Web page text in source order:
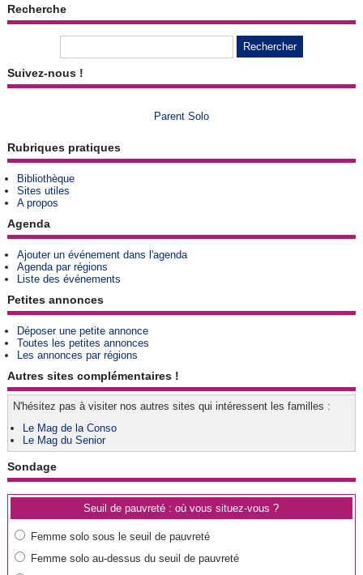
Recherche
Suivez-nous !
Parent Solo
Rubriques pratiques
Bibliothèque
Sites utiles
A propos
Agenda
Ajouter un événement dans l'agenda
Agenda par régions
Liste des événements
Petites annonces
Déposer une petite annonce
Toutes les petites annonces
Les annonces par régions
Autres sites complémentaires !
N'hésitez pas à visiter nos autres sites qui intéressent les familles :
Le Mag de la Conso
Le Mag du Senior
Sondage
Seuil de pauvreté : où vous situez-vous ?
Femme solo sous le seuil de pauvreté
Femme solo au-dessus du seuil de pauvreté